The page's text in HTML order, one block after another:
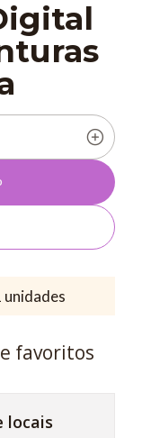
unidades
favoritos
locais